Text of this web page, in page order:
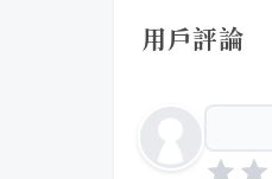
用戶評論